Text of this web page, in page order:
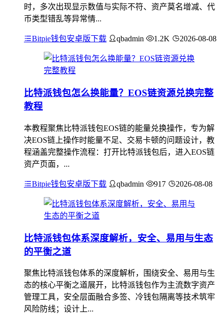
时，多次出现显示数值与实际不符、资产莫名增减、代
币类型错乱等异常情...
Bitpie钱包安卓版下载 qbadmin 1.2K 2026-08-08
比特派钱包怎么换能量？EOS链资源兑换完整
教程
本教程聚焦比特派钱包EOS链的能量兑换操作，专为解
决EOS链上操作时能量不足、交易卡顿的问题设计，教
程涵盖完整操作流程：打开比特派钱包后，进入EOS链
资产页面，...
Bitpie钱包安卓版下载 qbadmin 917 2026-08-08
比特派钱包体系深度解析，安全、易用与生态
的平衡之道
聚焦比特派钱包体系的深度解析，围绕安全、易用与生
态的核心平衡之道展开，比特派钱包作为主流数字资产
管理工具，安全层面融合多签、冷钱包隔离等技术筑牢
风险防线；设计上...